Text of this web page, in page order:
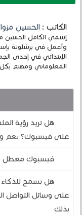
الكاتب :الحسين
وأعمل في برشلونة
الإبتدائي في إحدى
المعلوماتي ومهتم
هل تريد رؤية
على فيسبوك؟ نعم
فيسبوك معطل
هل تسمح للذكاء
على وسائل التواصل
بذلك